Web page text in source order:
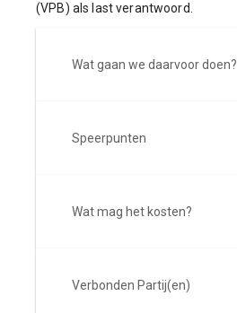
(VPB) als last verantwoord.
Wat gaan we daarvoor doen?
Speerpunten
Wat mag het kosten?
Verbonden Partij(en)